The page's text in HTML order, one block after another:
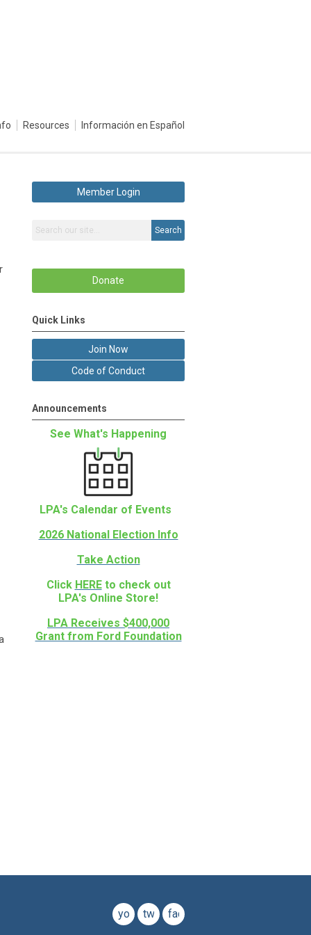
Resources Información en Español
Member Login
Search
Donate
Quick Links
Join Now
Code of Conduct
Announcements
See What's Happening
LPA's Calendar of Events
2026 National Election Info
Take Action
Click HERE to check out
LPA's Online Store!
LPA Receives $400,000
Grant from Ford Foundation
facebook
twitter
youtube